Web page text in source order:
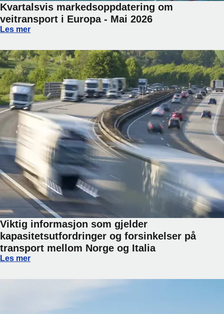
Kvartalsvis markedsoppdatering om
veitransport i Europa - Mai 2026
Kvartalsvis markedsoppdatering om veitransport i Europa -
Les mer
Viktig informasjon som gjelder
kapasitetsutfordringer og forsinkelser på
transport mellom Norge og Italia
Viktig informasjon som gjelder kapasitetsutfordringer og
Les mer